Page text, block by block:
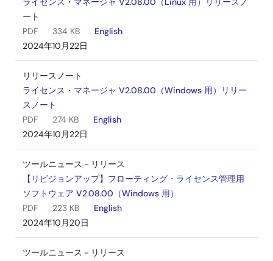
ート
PDF
334 KB
English
2024年10月22日
リリースノート
ライセンス・マネージャ V2.08.00（Windows 用）リリー
スノート
PDF
274 KB
English
2024年10月22日
ツールニュース－リリース
【リビジョンアップ】フローティング・ライセンス管理用
ソフトウェア V2.08.00（Windows 用）
PDF
223 KB
English
2024年10月20日
ツールニュース－リリース